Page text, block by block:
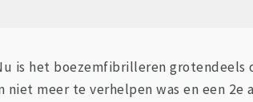
is het boezemfibrilleren grotendeels
meer te verhelpen was en een 2e